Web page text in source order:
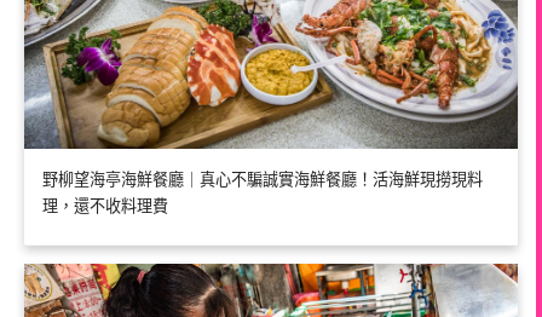
野柳望海亭海鮮餐廳｜真心不騙誠實海鮮餐廳！活海鮮現撈現料
理，還不收料理費